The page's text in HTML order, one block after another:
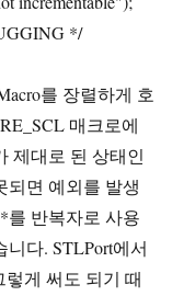
*/
를 장렬하게 호
매크로에
제대로 된 상태인
되면 예외를 발생
를 반복자로 사용
다. STLPort에서
게 써도 되기 때